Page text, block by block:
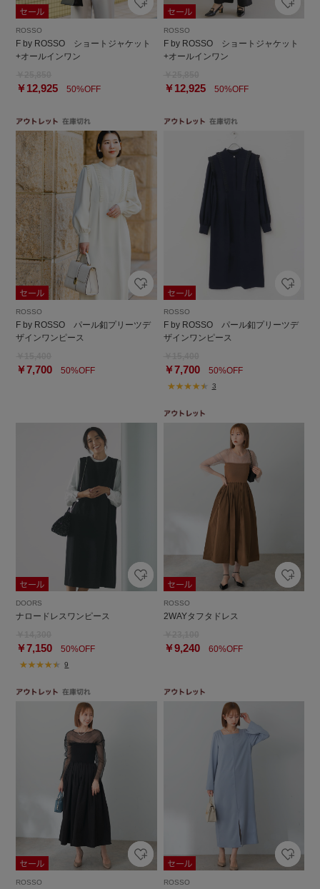
ROSSO
F by ROSSO ショートジャケット
+オールインワン
￥12,925 50%OFF
ROSSO
F by ROSSO ショートジャケット
+オールインワン
￥12,92550%OFF
ROSSO
F by ROSSO パール釦プリーツデ
ザインワンピース
￥7,700 50%OFF
ROSSO
F by ROSSO パール釦プリーツデ
ザインワンピース
￥7,70050%OFF
3
DOORS
ナロードレスワンピース
￥7,150 50%OFF
9
ROSSO
2WAYタフタドレス
￥9,24060%OFF
ROSSO ROSSO